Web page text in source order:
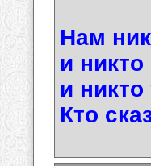
Нам
и никто
и
Кто